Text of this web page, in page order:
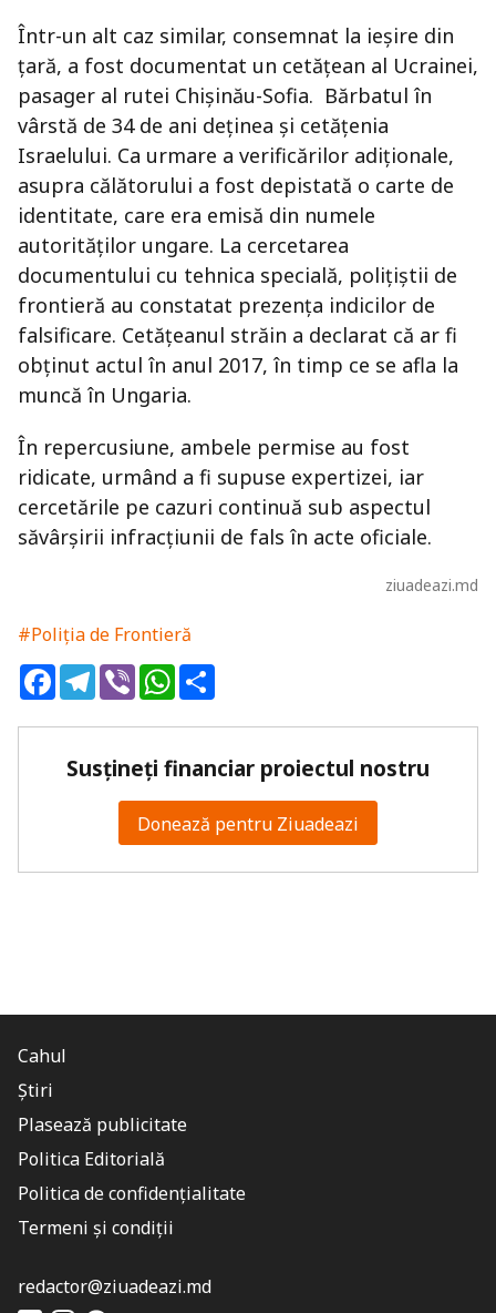
Într-un alt caz similar, consemnat la ieșire din
țară, a fost documentat un cetățean al Ucrainei,
pasager al rutei Chișinău-Sofia. Bărbatul în
vârstă de 34 de ani deținea și cetățenia
Israelului. Ca urmare a verificărilor adiționale,
asupra călătorului a fost depistată o carte de
identitate, care era emisă din numele
autorităților ungare. La cercetarea
documentului cu tehnica specială, polițiștii de
frontieră au constatat prezența indicilor de
falsificare. Cetățeanul străin a declarat că ar fi
obținut actul în anul 2017, în timp ce se afla la
muncă în Ungaria.
În repercusiune, ambele permise au fost
ridicate, urmând a fi supuse expertizei, iar
cercetările pe cazuri continuă sub aspectul
săvârșirii infracțiunii de fals în acte oficiale.
ziuadeazi.md
#Poliția de Frontieră
FacebookTelegram
ViberWhatsApp
Susțineți financiar proiectul nostru
Donează pentru Ziuadeazi
Cahul
Știri
Plasează publicitate
Politica Editorială
Politica de confidențialitate
Termeni și condiții
redactor@ziuadeazi.md